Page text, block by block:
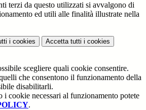
terzi da questo utilizzati si avvalgono di
ed utili alle finalità illustrate nella
i cookies Accetta tutti i cookies
scegliere quali cookie consentire.
che consentono il funzionamento della
disabilitarli.
i cookie necessari al funzionamento potete
.